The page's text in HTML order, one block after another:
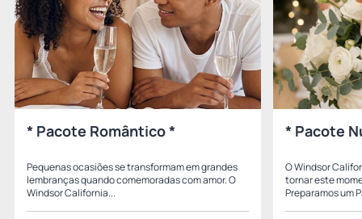
* Pacote Romântico *
Pequenas ocasiões se transformam em grandes
lembranças quando comemoradas com amor. O
Windsor California...
* Pacote
O Windsor
tornar este
Preparamos um